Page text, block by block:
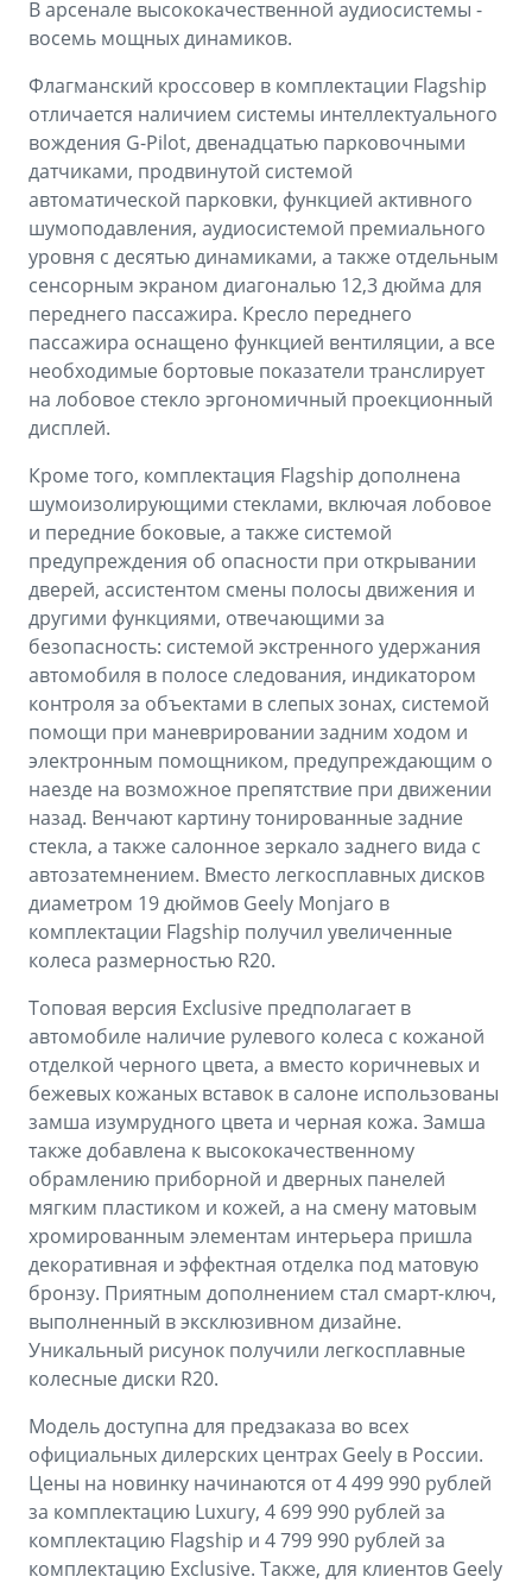
В арсенале высококачественной аудиосистемы -
восемь мощных динамиков.
Флагманский кроссовер в комплектации Flagship
отличается наличием системы интеллектуального
вождения G-Pilot, двенадцатью парковочными
датчиками, продвинутой системой
автоматической парковки, функцией активного
шумоподавления, аудиосистемой премиального
уровня с десятью динамиками, а также отдельным
сенсорным экраном диагональю 12,3 дюйма для
переднего пассажира. Кресло переднего
пассажира оснащено функцией вентиляции, а все
необходимые бортовые показатели транслирует
на лобовое стекло эргономичный проекционный
дисплей.
Кроме того, комплектация Flagship дополнена
шумоизолирующими стеклами, включая лобовое
и передние боковые, а также системой
предупреждения об опасности при открывании
дверей, ассистентом смены полосы движения и
другими функциями, отвечающими за
безопасность: системой экстренного удержания
автомобиля в полосе следования, индикатором
контроля за объектами в слепых зонах, системой
помощи при маневрировании задним ходом и
электронным помощником, предупреждающим о
наезде на возможное препятствие при движении
назад. Венчают картину тонированные задние
стекла, а также салонное зеркало заднего вида с
автозатемнением. Вместо легкосплавных дисков
диаметром 19 дюймов Geely Monjaro в
комплектации Flagship получил увеличенные
колеса размерностью R20.
Топовая версия Exclusive предполагает в
автомобиле наличие рулевого колеса с кожаной
отделкой черного цвета, а вместо коричневых и
бежевых кожаных вставок в салоне использованы
замша изумрудного цвета и черная кожа. Замша
также добавлена к высококачественному
обрамлению приборной и дверных панелей
мягким пластиком и кожей, а на смену матовым
хромированным элементам интерьера пришла
декоративная и эффектная отделка под матовую
бронзу. Приятным дополнением стал смарт-ключ,
выполненный в эксклюзивном дизайне.
Уникальный рисунок получили легкосплавные
колесные диски R20.
Модель доступна для предзаказа во всех
официальных дилерских центрах Geely в России.
Цены на новинку начинаются от 4 499 990 рублей
за комплектацию Luxury, 4 699 990 рублей за
комплектацию Flagship и 4 799 990 рублей за
комплектацию Exclusive. Также, для клиентов Geely